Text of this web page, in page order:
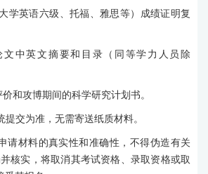
学英语六级、托福、雅思等）成绩证明复
文中英文摘要和目录（同等学力人员除
和攻博期间的科学研究计划书。
提交为准，无需寄送纸质材料。
请材料的真实性和准确性，不得伪造有关
核实，将取消其考试资格、录取资格或取